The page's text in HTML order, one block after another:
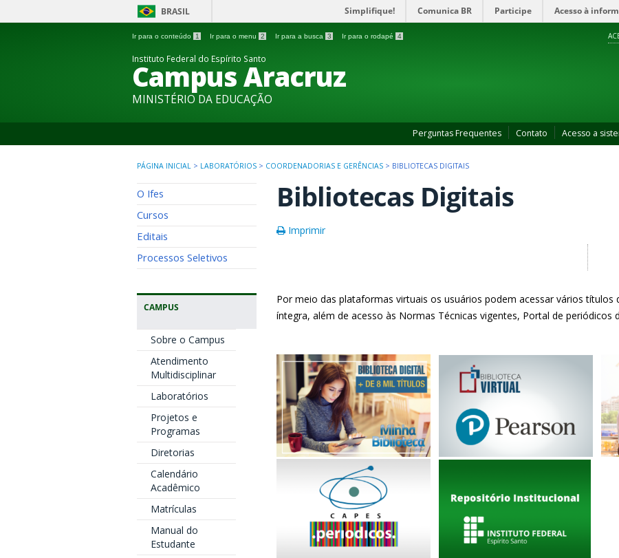
BRASIL Simplifique! Comunica BR Participe Acesso à
Ir para o conteúdo 1 Ir para o menu 2 Ir para a busca 3 Ir para o rodapé 4
Instituto Federal do Espírito Santo
Campus Aracruz
MINISTÉRIO DA EDUCAÇÃO
Perguntas Frequentes Contato Acesso a
PÁGINA INICIAL > LABORATÓRIOS > COORDENADORIAS E GERÊNCIAS > BIBLIOTECAS DIGITAIS
O Ifes
Cursos
Editais
Processos Seletivos
CAMPUS
Sobre o Campus
Atendimento
Multidisciplinar
Laboratórios
Projetos e
Programas
Diretorias
Calendário
Acadêmico
Matrículas
Manual do
Estudante
Bibliotecas Digitais
Imprimir
Por meio das plataformas virtuais os usuários podem acessar vários títulos
íntegra, além de acesso às Normas Técnicas vigentes, Portal de periódicos